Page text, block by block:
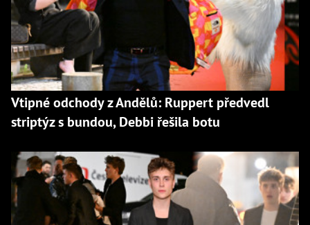
Vtipné odchody z Andělů: Ruppert předvedl
striptýz s bundou, Debbi řešila botu